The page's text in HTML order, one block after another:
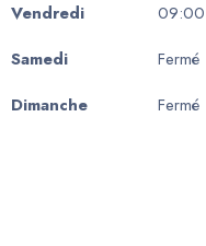
Vendredi
Samedi
Fermé
Dimanche
Fermé